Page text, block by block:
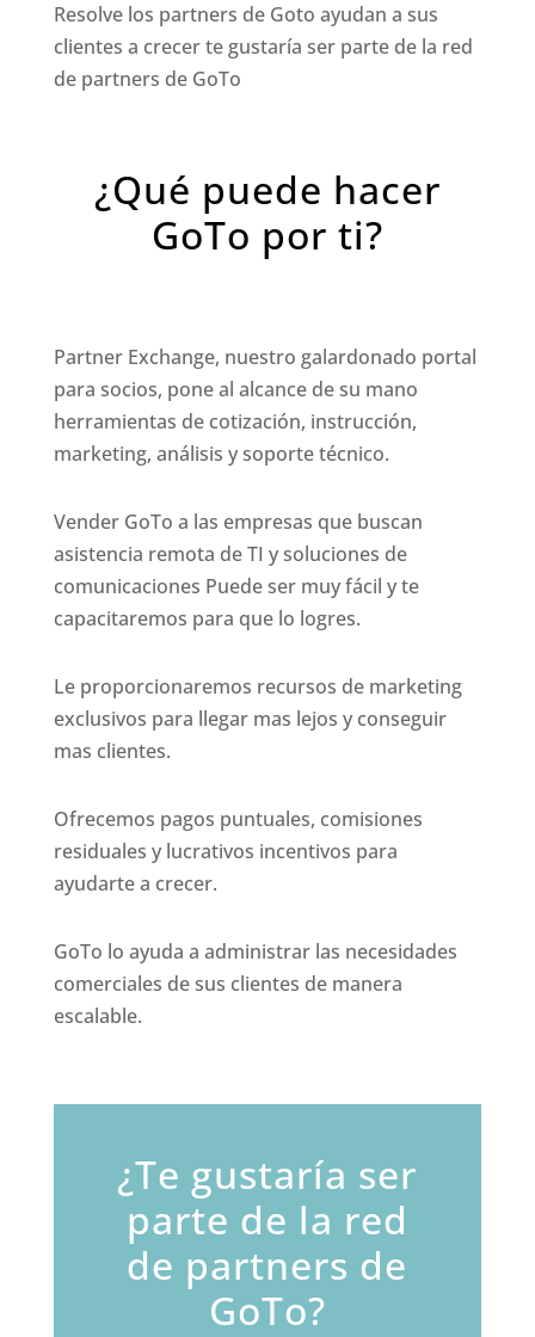
Resolve los partners de Goto ayudan a sus
clientes a crecer te gustaría ser parte de la red
de partners de GoTo
¿Qué puede hacer
GoTo por ti?
Partner Exchange, nuestro galardonado portal
para socios, pone al alcance de su mano
herramientas de cotización, instrucción,
marketing, análisis y soporte técnico.
Vender GoTo a las empresas que buscan
asistencia remota de TI y soluciones de
comunicaciones Puede ser muy fácil y te
capacitaremos para que lo logres.
Le proporcionaremos recursos de marketing
exclusivos para llegar mas lejos y conseguir
mas clientes.
Ofrecemos pagos puntuales, comisiones
residuales y lucrativos incentivos para
ayudarte a crecer.
GoTo lo ayuda a administrar las necesidades
comerciales de sus clientes de manera
escalable.
¿Te gustaría ser
parte de la red
de partners de
GoTo?